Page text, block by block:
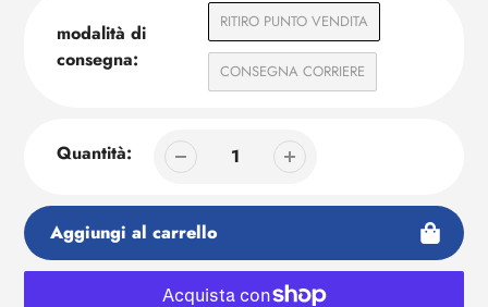
modalità di
consegna:
RITIRO PUNTO VENDITA
CONSEGNA CORRIERE
Quantità:
Aggiungi al carrello